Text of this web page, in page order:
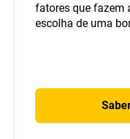
fatores que fazem
escolha de uma